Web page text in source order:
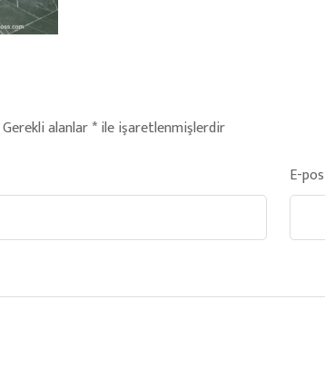
Gerekli alanlar*ile işaretlenmişlerdir
E-